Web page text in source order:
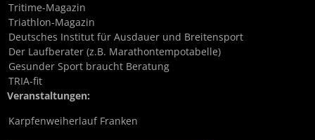
Tritime-Magazin
Triathlon-Magazin
Deutsches Institut für Ausdauer und Breitensport
Der Laufberater (z.B. Marathontempotabelle)
Gesunder Sport braucht Beratung
TRIA-fit
Veranstaltungen:
Karpfenweiherlauf Franken